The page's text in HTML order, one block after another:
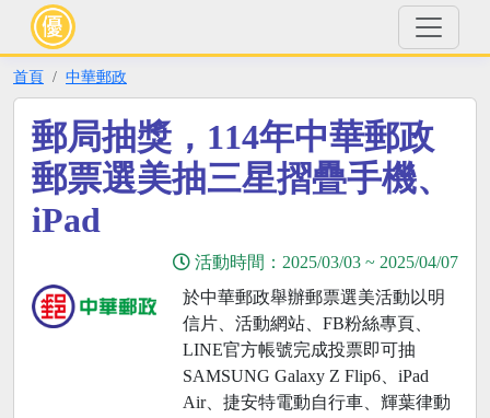
首頁 中華郵政
郵局抽獎，114年中華郵政
郵票選美抽三星摺疊手機、
iPad
活動時間： 2025/03/03 ~ 2025/04/07
於中華郵政舉辦郵票選美活動以明
信片、活動網站、FB粉絲專頁、
LINE官方帳號完成投票即可抽
SAMSUNG Galaxy Z Flip6、iPad
Air、捷安特電動自行車、輝葉律動